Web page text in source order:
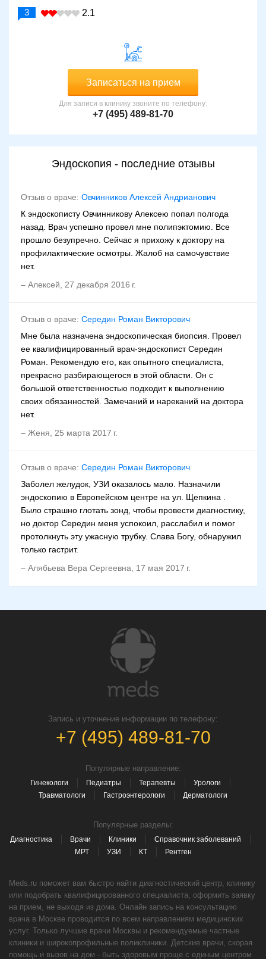
3 2.1
Записаться на прием
Для записи в клинику звоните по телефону:
+7 (495) 489-81-70
Эндоскопия - последние отзывы
Отзыв о враче: Овчинников Алексей Андрианович
К эндоскописту Овчинникову Алексею попал полгода
назад. Врач успешно провел мне полипэктомию. Все
прошло безупречно. Сейчас я прихожу к доктору на
профилактические осмотры. Жалоб на самочувствие
нет.
– Алексей, 27 декабря 2016 г.
Отзыв о враче: Середин Роман Викторович
Мне была назначена эндоскопическая биопсия. Провел
ее квалифицированный врач-эндоскопист Середин
Роман. Рекомендую его, как опытного специалиста,
прекрасно разбирающегося в этой области. Он с
большой ответственностью подходит к выполнению
своих обязанностей. Замечаний и нареканий на доктора
нет.
– Женя, 25 марта 2017 г.
Отзыв о враче: Середин Роман Викторович
Заболел желудок, УЗИ оказалось мало. Назначили
эндоскопию в Европейском центре на ул. Щепкина .
Было страшно глотать зонд, чтобы провести диагностику,
но доктор Середин меня успокоил, расслабил и помог
протолкнуть эту ужасную трубку. Слава Богу, обнаружил
только гастрит.
– Алябьева Вера Сергеевна, 17 мая 2017 г.
Запись и уточнение информации по телефону:
+7 (495) 489-81-70
Популярные направление:
Гинекологи Педиатры Терапевты
Урологи
Травматологи
Гастроэнтерологи Дерматологи
Популярные разделы:
Диагностика Врачи Клиники
Справочник заболеваний
МРТ
УЗИ КТ Рентген
Meds.ru поможет вам быстро найти диагностический центр, клинику
или подобрать квалифицированного специалиста, оформить заявку
на прием, не выходя из дома. Онлайн запись на консультацию
врача в Москве проводится по всем направлениям медицинских
услуг. Только лучшие врачи Москвы и рекомендуемые частные
клиники и широкопрофильные поликлиники. Детские врачи, скорая
помощь и вызов на дом - быть здоровым проще с единым центром